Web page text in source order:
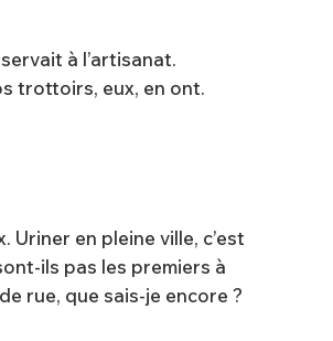
à l’artisanat.
trottoirs, eux, en ont.
Uriner en pleine ville, c’est
ils pas les premiers à
rue, que sais-je encore ?